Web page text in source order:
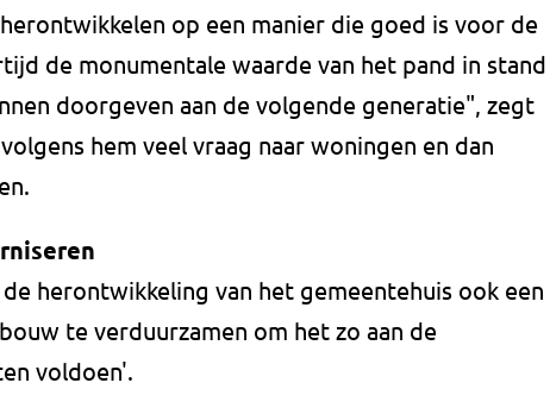
op een manier die goed is voor de
de monumentale waarde van het pand in stand
doorgeven aan de volgende generatie", zegt
hem veel vraag naar woningen en dan
herontwikkeling van het gemeentehuis ook een
te verduurzamen om het zo aan de
voldoen'.